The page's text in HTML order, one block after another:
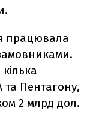
працювала
та Пентагону,
2 млрд дол.